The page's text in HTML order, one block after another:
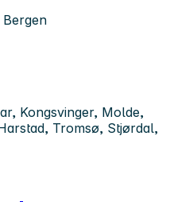
Kongsvinger, Molde,
Tromsø, Stjørdal,